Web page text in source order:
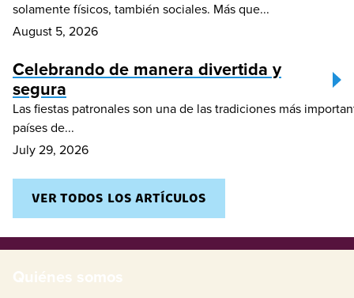
solamente físicos, también sociales. Más que...
August 5, 2026
Celebrando de manera divertida y
segura
Las fiestas patronales son una de las tradiciones más
países de...
July 29, 2026
VER TODOS LOS ARTÍCULOS
Footer
Quiénes somos